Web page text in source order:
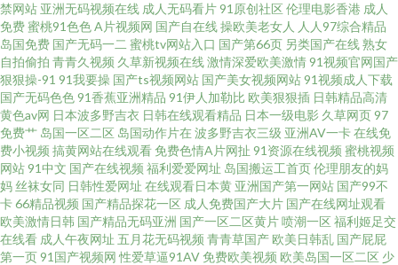
婷婷导航一区 欧美成人一区在线观看 欧美精品久久久 精品网站导航 国产精
品在线五区 白虎白丝91 91深夜在线视频 18在线免费观看网站 远古影院 日韩
精品无码专区 老司机福利社午夜剧场 久久国产精品免费观看 欧美久草 久久
草国产精品 国产精品伦子伦免费 国产精品成人在线 99精品外围视频 手机看
片福利盒子1024 91爱豆视频 偷拍福利视频导航 全能影视 在线观看 日韩精品
欧美日韩精品欧美 青青在线播放观看 欧美岛国 黄wwwwww 电影天堂在线a
禁网站 亚洲无码视频在线 成人无码看片91原创社区 伦理电影香港 成人
免费蜜桃91色色A片视频网 国产自在线操欧美老女人 人人97综合精品
岛国免费 国产无码一二 蜜桃tv网站入口 国产第66页 另类国产在线熟女
自拍偷拍 青青久视频 久草新视频在线激情深爱欧美激情91视频官网国产
狠狠操-91 91我要操 国产ts视频网站 国产美女视频网站91视频成人下载
国产无码色色91香蕉亚洲精品 91伊人加勒比 欧美狠狠插 日韩精品高清
黄色av网 日本波多野吉衣 日韩在线观看精品 日本一级电影 久草网页97
免费艹 岛国一区二区 岛国动作片在 波多野吉衣三级 亚洲AV一卡在线免
费小视频 搞黄网站在线观看 免费色情A片网扯 91资源在线视频 蜜桃视频
网站91中文 国产在线视频 福利爱爱网址 岛国搬运工首页伦理朋友的妈
妈 丝袜女同 日韩性爱网址 在线观看日本黄 亚洲国产第一网站 国产99不
卡66精品视频 国产精品探花一区 成人免费国产大片 国产在线网址观看
欧美激情日韩 国产精品无码亚洲 国产一区二区黄片喷潮一区 福利姬足交
在线看 成人午夜网址 五月花无码视频 青青草国产 欧美日韩乱 国产屁屁
第一页91国产视频网 性爱草逼91AV 免费欧美视频 欧美岛国一区二区 少